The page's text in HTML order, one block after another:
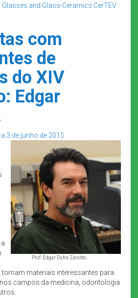
and Glass-Ceramics CerTEV
com
de
do XIV
Edgar
3 de junho de 2015
Prof. Edgar Dutra Zanotto.
tornam materiais interessantes para
campos da medicina, odontologia